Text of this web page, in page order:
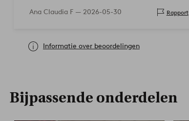
Ana Claudia F — 2026-05-30 Rapport
Informatie over beoordelingen
Bijpassende onderdelen